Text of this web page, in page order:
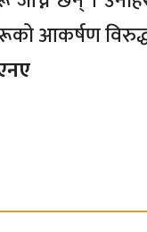
आकर्षण